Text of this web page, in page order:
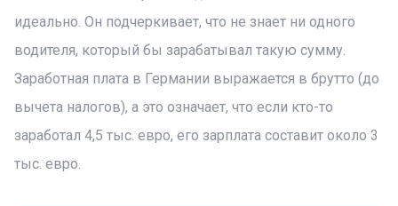
идеально. Он подчеркивает, что не знает ни одного
водителя, который бы зарабатывал такую сумму.
Заработная плата в Германии выражается в брутто (до
вычета налогов), а это означает, что если кто-то
заработал 4,5 тыс. евро, его зарплата составит около 3
тыс. евро.